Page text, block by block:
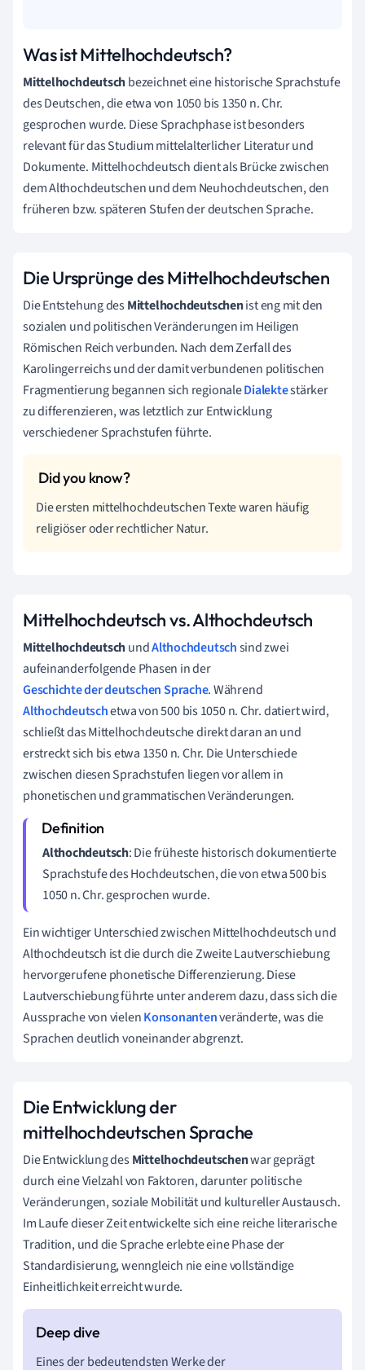
Was ist Mittelhochdeutsch?
Mittelhochdeutschbezeichnet eine historische Sprachstufe
des Deutschen, die etwa von 1050 bis 1350 n. Chr.
gesprochen wurde. Diese Sprachphase ist besonders
relevant für das Studium mittelalterlicher Literatur und
Dokumente. Mittelhochdeutsch dient als Brücke zwischen
dem Althochdeutschen und dem Neuhochdeutschen, den
früheren bzw. späteren Stufen der deutschen Sprache.
Die Ursprünge des Mittelhochdeutschen
Die Entstehung desMittelhochdeutschenist eng mit den
sozialen und politischen Veränderungen im Heiligen
Römischen Reich verbunden. Nach dem Zerfall des
Karolingerreichs und der damit verbundenen politischen
Fragmentierung begannen sich regionaleDialektestärker
zu differenzieren, was letztlich zur Entwicklung
verschiedener Sprachstufen führte.
Die ersten mittelhochdeutschen Texte waren häufig
religiöser oder rechtlicher Natur.
Mittelhochdeutsch vs. Althochdeutsch
MittelhochdeutschundAlthochdeutschsind zwei
aufeinanderfolgende Phasen in der
Geschichte der deutschen Sprache. Während
Althochdeutschetwa von 500 bis 1050 n. Chr. datiert wird,
schließt das Mittelhochdeutsche direkt daran an und
erstreckt sich bis etwa 1350 n. Chr. Die Unterschiede
zwischen diesen Sprachstufen liegen vor allem in
phonetischen und grammatischen Veränderungen.
Althochdeutsch: Die früheste historisch dokumentierte
Sprachstufe des Hochdeutschen, die von etwa 500 bis
1050 n. Chr. gesprochen wurde.
Ein wichtiger Unterschied zwischen Mittelhochdeutsch und
Althochdeutsch ist die durch die Zweite Lautverschiebung
hervorgerufene phonetische Differenzierung. Diese
Lautverschiebung führte unter anderem dazu, dass sich die
Aussprache von vielenKonsonantenveränderte, was die
Sprachen deutlich voneinander abgrenzt.
Die Entwicklung der
mittelhochdeutschen Sprache
Die Entwicklung desMittelhochdeutschenwar geprägt
durch eine Vielzahl von Faktoren, darunter politische
Veränderungen, soziale Mobilität und kultureller Austausch.
Im Laufe dieser Zeit entwickelte sich eine reiche literarische
Tradition, und die Sprache erlebte eine Phase der
Standardisierung, wenngleich nie eine vollständige
Einheitlichkeit erreicht wurde.
Eines der bedeutendsten Werke der